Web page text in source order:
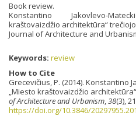
Book review.
Konstantino Jakovlevo-
kraštovaizdžio architektūra“
Journal of Architecture and
Keywords: review
How to Cite
Grecevičius, P. (2014). Konstantino
„Miesto kraštovaizdžio
of Architecture and Urbanism 38(3),
https://doi.org/10.3846/